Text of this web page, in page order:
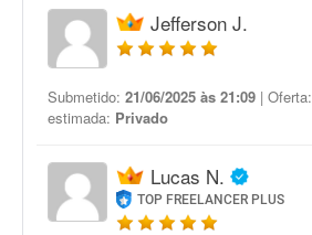
Jefferson J.
Submetido: 21/06/2025 às 21:09 | Oferta:
estimada: Privado
Lucas N.
TOP FREELANCER PLUS